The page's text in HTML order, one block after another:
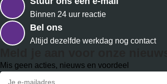
Binnen 24 uur reactie
Bel ons
Altijd dezelfde werkdag nog contact
Mis geen acties, nieuws en voordeel